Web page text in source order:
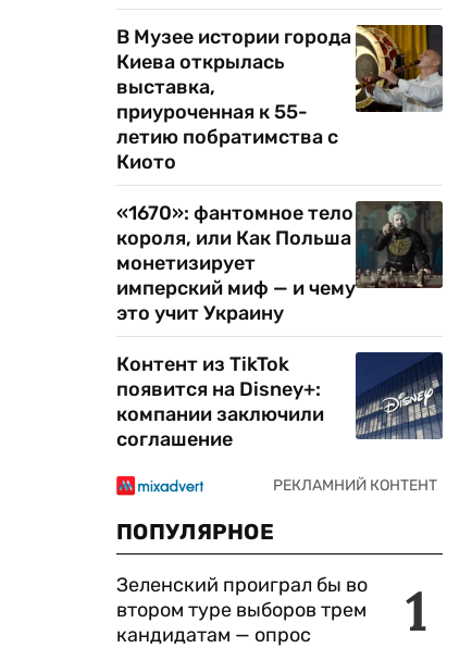
В Музее истории города
Киева открылась
выставка,
приуроченная к 55-
летию побратимства с
Киото
«1670»: фантомное тело
короля, или Как Польша
монетизирует
имперский миф — и чему
это учит Украину
Контент из TikTok
появится на Disney+:
компании заключили
соглашение
ПОПУЛЯРНОЕ
1
Зеленский проиграл бы во
втором туре выборов трем
кандидатам — опрос